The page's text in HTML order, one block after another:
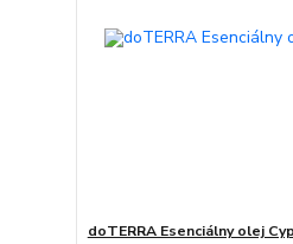
doTERRA Esenciálny olej